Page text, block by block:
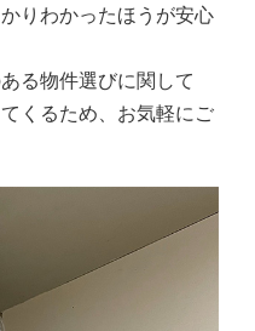
りわかったほうが安心
る物件選びに関して
くるため、お気軽にご